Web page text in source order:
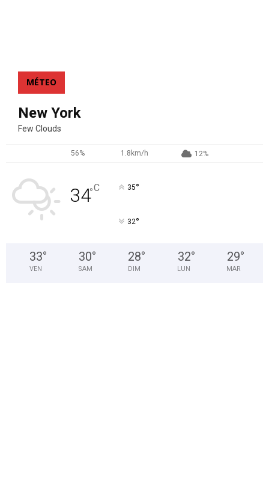
MÉTEO
New York
Few Clouds
56% 1.8km/h 12%
34°C 35°
32°
33°
VEN
30°
SAM
28°
DIM
32°
LUN
29°
MAR